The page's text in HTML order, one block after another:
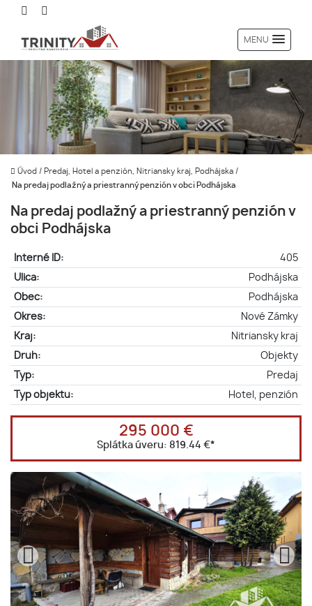
MENU
Úvod / Predaj, Hotel a penzión, Nitriansky kraj, Podhájska /
Na predaj podlažný a priestranný penzión v obci Podhájska
Na predaj podlažný a priestranný penzión v
obci Podhájska
Interné ID:
405
Ulica:
Podhájska
Obec:
Podhájska
Okres:
Nové Zámky
Kraj:
Nitriansky kraj
Druh:
Objekty
Typ:
Predaj
Typ objektu:
Hotel, penzión
295 000 €
Splátka úveru: 819.44 €*